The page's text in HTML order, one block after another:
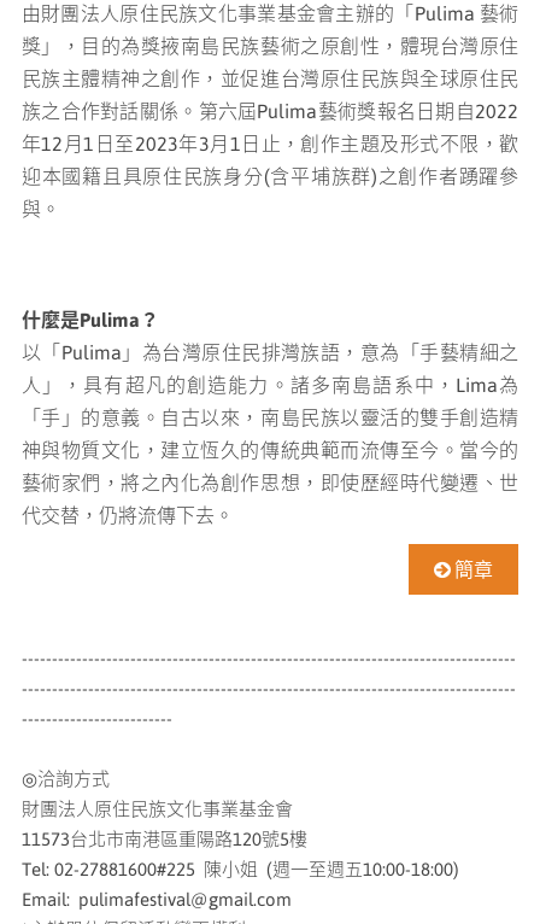
展演櫥窗
關於我們
由財團法人原住民族文化事業基金會主辦的「Pulima 藝術
獎」，目的為獎掖南島民族藝術之原創性，體現台灣原住
民族主體精神之創作，並促進台灣原住民族與全球原住民
族之合作對話關係。第六屆Pulima藝術獎報名日期自2022
年12月1日至2023年3月1日止，創作主題及形式不限，歡
迎本國籍且具原住民族身分(含平埔族群)之創作者踴躍參
與。
什麼是Pulima？
以「Pulima」為台灣原住民排灣族語，意為「手藝精細之
人」，具有超凡的創造能力。諸多南島語系中，Lima為
「手」的意義。自古以來，南島民族以靈活的雙手創造精
神與物質文化，建立恆久的傳統典範而流傳至今。當今的
藝術家們，將之內化為創作思想，即使歷經時代變遷、世
代交替，仍將流傳下去。
簡章
----------------------------------------------------------------------------------
----------------------------------------------------------------------------------
-------------------------
◎洽詢方式
財團法人原住民族文化事業基金會
11573台北市南港區重陽路120號5樓
Tel: 02-27881600#225 陳小姐 (週一至週五10:00-18:00)
Email: pulimafestival@gmail.com